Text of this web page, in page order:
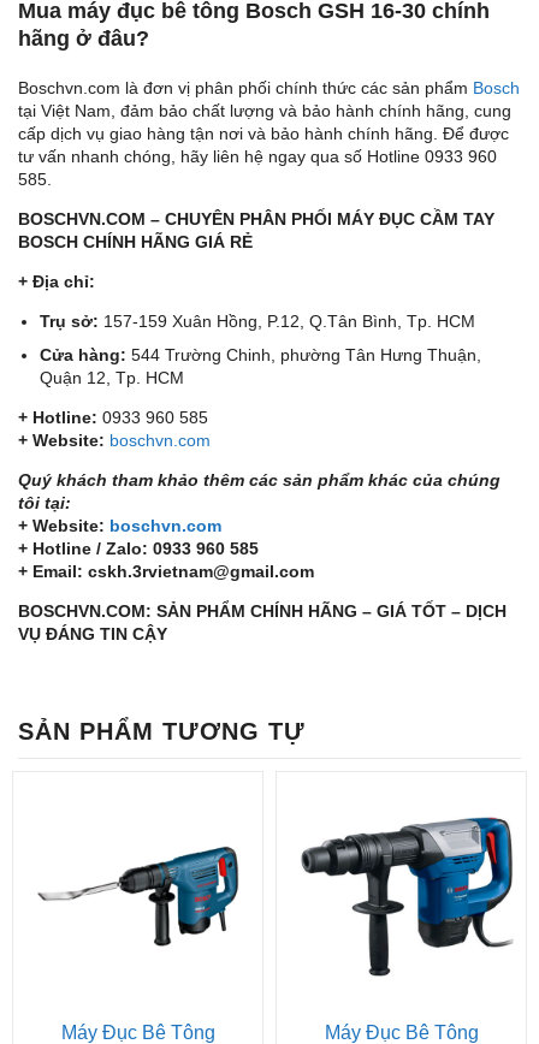
Mua máy đục bê tông Bosch GSH 16-30 chính
hãng ở đâu?
Boschvn.com là đơn vị phân phối chính thức các sản phẩm Bosch
tại Việt Nam, đảm bảo chất lượng và bảo hành chính hãng, cung
cấp dịch vụ giao hàng tận nơi và bảo hành chính hãng. Để được
tư vấn nhanh chóng, hãy liên hệ ngay qua số Hotline 0933 960
585.
BOSCHVN.COM – CHUYÊN PHÂN PHỐI MÁY ĐỤC CẦM TAY
BOSCH CHÍNH HÃNG GIÁ RẺ
+ Địa chỉ:
Trụ sở: 157-159 Xuân Hồng, P.12, Q.Tân Bình, Tp. HCM
Cửa hàng: 544 Trường Chinh, phường Tân Hưng Thuận,
Quận 12, Tp. HCM
+ Hotline: 0933 960 585
+ Website: boschvn.com
Quý khách tham khảo thêm các sản phẩm khác của chúng
tôi tại:
+ Website: boschvn.com
+ Hotline / Zalo: 0933 960 585
+ Email: cskh.3rvietnam@gmail.com
BOSCHVN.COM: SẢN PHẨM CHÍNH HÃNG – GIÁ TỐT – DỊCH
VỤ ĐÁNG TIN CẬY
SẢN PHẨM TƯƠNG TỰ
Máy Đục Bê Tông
Máy Đục Bê Tông